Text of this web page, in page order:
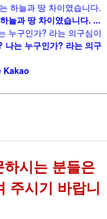
하늘과 땅 차이였습니다.
늘과 땅 차이였습니다. ...
누구인가? 라는 의구심이
나는 누구인가? 라는 의구
Kakao
시는 분들은
주시기 바랍니